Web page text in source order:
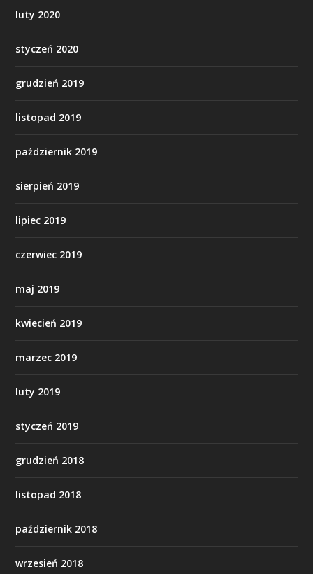
luty 2020
styczeń 2020
grudzień 2019
listopad 2019
październik 2019
sierpień 2019
lipiec 2019
czerwiec 2019
maj 2019
kwiecień 2019
marzec 2019
luty 2019
styczeń 2019
grudzień 2018
listopad 2018
październik 2018
wrzesień 2018